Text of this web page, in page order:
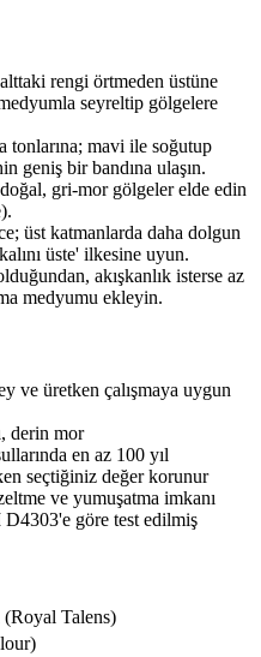
rengi örtmeden üstüne
seyreltip gölgelere
tonlarına; mavi ile soğutup
geniş bir bandına ulaşın.
gri-mor gölgeler elde edin
üst katmanlarda daha dolgun
üste' ilkesine uyun.
akışkanlık isterse az
medyumu ekleyin.
ve üretken çalışmaya uygun
derin mor
en az 100 yıl
seçtiğiniz değer korunur
ve yumuşatma imkanı
göre test edilmiş
Talens)